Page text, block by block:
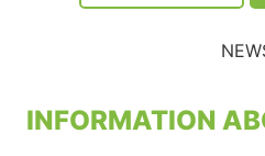
INFORMATION